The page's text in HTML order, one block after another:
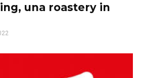
una roastery in